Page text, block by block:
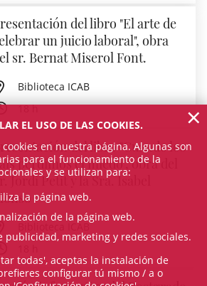
del libro "El arte de
un juicio laboral", obra
sr. Bernat Miserol Font.
Biblioteca ICAB
18 h
del libro "Cuando los
perdimos el miedo", obra del
Jordi Petit y la Sra. Isabel
Biblioteca ICAB
EL USO DE LAS COOKIES.
en nuestra página. Algunas son
para el funcionamiento de la
y se utilizan para:
la página web.
de la página web.
publicidad, marketing y redes sociales.
todas', aceptas la instalación de
configurar tú mismo / a o
×